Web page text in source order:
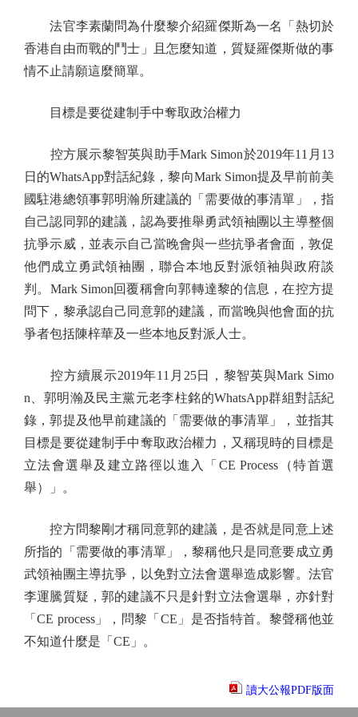
法官李素蘭問為什麼黎介紹羅傑斯為一名「熱切於
香港自由而戰的鬥士」且怎麼知道，質疑羅傑斯做的事
情不止請願這麼簡單。
目標是要從建制手中奪取政治權力
控方展示黎智英與助手Mark Simon於2019年11月13
日的WhatsApp對話紀錄，黎向Mark Simon提及早前前美
國駐港總領事郭明瀚所建議的「需要做的事清單」，指
自己認同郭的建議，認為要推舉勇武領袖團以主導整個
抗爭示威，並表示自己當晚會與一些抗爭者會面，敦促
他們成立勇武領袖團，聯合本地反對派領袖與政府談
判。Mark Simon回覆稱會向郭轉達黎的信息，在控方提
問下，黎承認自己同意郭的建議，而當晚與他會面的抗
爭者包括陳梓華及一些本地反對派人士。
控方續展示2019年11月25日，黎智英與Mark Simo
n、郭明瀚及民主黨元老李柱銘的WhatsApp群組對話紀
錄，郭提及他早前建議的「需要做的事清單」，並指其
目標是要從建制手中奪取政治權力，又稱現時的目標是
立法會選舉及建立路徑以進入「CE Process（特首選
舉）」。
控方問黎剛才稱同意郭的建議，是否就是同意上述
所指的「需要做的事清單」，黎稱他只是同意要成立勇
武領袖團主導抗爭，以免對立法會選舉造成影響。法官
李運騰質疑，郭的建議不只是針對立法會選舉，亦針對
「CE process」，問黎「CE」是否指特首。黎聲稱他並
不知道什麼是「CE」。
讀大公報PDF版面